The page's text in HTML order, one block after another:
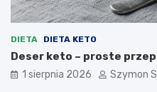
DIETA DIETA KETO
Deser keto – proste
1 sierpnia 2026 Szymon